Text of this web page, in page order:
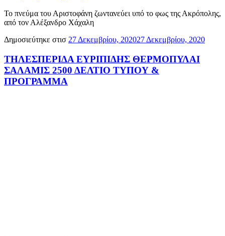
Το πνεύμα του Αριστοφάνη ζωντανεύει υπό το φως της Ακρόπολης,
από τον Αλέξανδρο Χάχαλη
Δημοσιεύτηκε στισ 27 Δεκεμβρίου, 202027 Δεκεμβρίου, 2020
ΤΗΛΕΣΠΕΡΙΔΑ ΕΥΡΙΠΙΔΗΣ ΘΕΡΜΟΠΥΛΑΙ
ΣΑΛΑΜΙΣ 2500 ΔΕΛΤΙΟ ΤΥΠΟΥ &
ΠΡΟΓΡΑΜΜΑ